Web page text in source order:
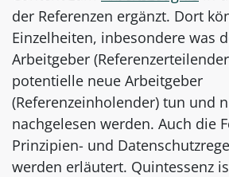
der Referenzen ergänzt. Dort
Einzelheiten, inbesondere was
Arbeitgeber
potentielle neue Arbeitgeber
(Referenzeinholender) tun und
nachgelesen werden. Auch die
Prinzipien- und
werden erläutert. Quintessenz